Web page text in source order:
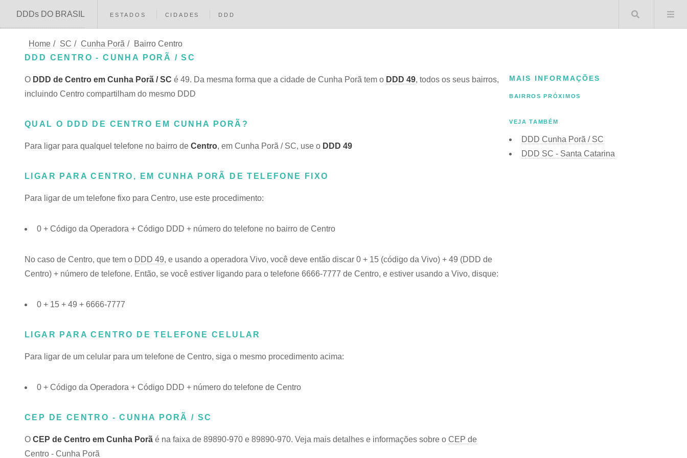
DDDs DO BRASIL ESTADOS CIDADES DDD Buscar
Home / SC / Cunha Porã /
Bairro Centro
DDD CENTRO - CUNHA PORÃ / SC
O DDD de Centro em Cunha Porã / SC é 49. Da mesma forma que a cidade de Cunha Porã tem o DDD 49, todos os seus bairros,
incluindo Centro compartilham do mesmo DDD
QUAL O DDD DE CENTRO EM CUNHA PORÃ?
Para ligar para qualquel telefone no bairro de Centro, em Cunha Porã / SC, use o DDD 49
LIGAR PARA CENTRO, EM CUNHA PORÃ DE TELEFONE FIXO
Para ligar de um telefone fixo para Centro, use este procedimento:
0 + Código da Operadora + Código DDD + número do telefone no bairro de Centro
No caso de Centro, que tem o DDD 49, e usando a operadora Vivo, você deve então discar 0 + 15 (código da Vivo) + 49 (DDD de
Centro) + número de telefone. Então, se você estiver ligando para o telefone 6666-7777 de Centro, e estiver usando a Vivo, disque:
0 + 15 + 49 + 6666-7777
LIGAR PARA CENTRO DE TELEFONE CELULAR
Para ligar de um celular para um telefone de Centro, siga o mesmo procedimento acima:
0 + Código da Operadora + Código DDD + número do telefone de Centro
CEP DE CENTRO - CUNHA PORÃ / SC
O CEP de Centro em Cunha Porã é na faixa de 89890-970 e 89890-970. Veja mais detalhes e informações sobre o CEP de
Centro - Cunha Porã
MAIS INFORMAÇÕES
BAIRROS PRÓXIMOS
VEJA TAMBÉM
DDD Cunha Porã / SC
DDD SC - Santa Catarina